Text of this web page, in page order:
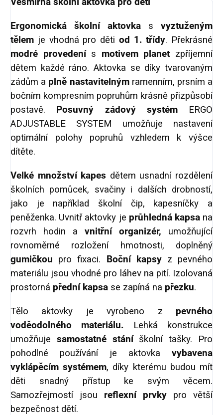
Vesmírná školní aktovka pro děti
Ergonomická školní aktovka s vyztuženým
tělem je vhodná pro děti od 1. třídy. Překrásné
modré provedenís motivem planet zpříjemní
dětem každé ráno. Aktovka se díky tvarovaným
zádům a plně nastavitelnýmramenním, prsním a
bočním kompresním popruhům krásně přizpůsobí
postavě. Posuvný zádový systémERGO
ADJUSTABLE SYSTEM umožňuje nastavení
optimální polohy popruhů vzhledem k výšce
dítěte.
Velké množství kapes dětem usnadní rozdělení
školních pomůcek, svačiny i dalších drobností,
jako je například školní čip, kapesníčky a
peněženka. Uvnitř aktovky je průhledná kapsana
rozvrh hodin a vnitřní organizér, umožňující
rovnoměrné rozložení hmotnosti, doplněný
gumičkou pro fixaci. Boční kapsyz pevného
materiálu jsou vhodné pro láhev na pití. Izolovaná
prostorná přední kapsa se zapíná na přezku.
Tělo aktovky je vyrobeno z pevného
voděodolného materiálu. Lehká konstrukce
umožňuje samostatné stáníškolní tašky. Pro
pohodlné používání je aktovka vybavena
vyklápěcím systémem, díky kterému budou mít
děti snadný přístup ke svým věcem.
Samozřejmostí jsou reflexní prvky pro větší
bezpečnost dětí.